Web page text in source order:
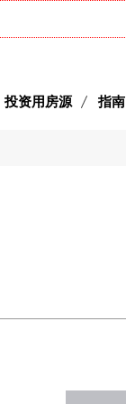
投资用房源 指南